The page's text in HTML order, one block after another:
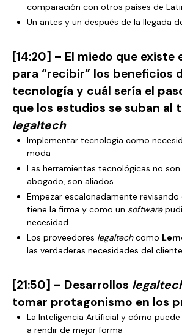
comparación con otros países de
Un antes y un después de la llegada
[14:20] – El miedo que existe
para “recibir” los beneficios
tecnología y cuál sería el
que los estudios se suban al
legaltech
Implementar tecnología como
moda
Las herramientas tecnológicas no son
abogado, son aliados
Empezar escalonadamente revisando
tiene la firma y como un software
necesidad
Los proveedores legaltechcomo
las verdaderas necesidades del cliente
[21:50] – Desarrollos
tomar protagonismo en los
La Inteligencia Artificial y cómo
a rendir de mejor forma